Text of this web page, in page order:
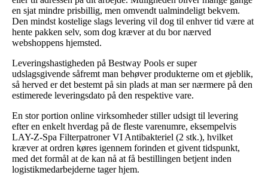
en sjat mindre prisbillig, men omvendt ualmindeligt bekvem.
Den mindst kostelige slags levering vil dog til enhver tid være at
hente pakken selv, som dog kræver at du bor nærved
webshoppens hjemsted.
Leveringshastigheden på Bestway Pools er super
udslagsgivende såfremt man behøver produkterne om et øjeblik,
så herved er det bestemt på sin plads at man ser nærmere på den
estimerede leveringsdato på den respektive vare.
En stor portion online virksomheder stiller udsigt til levering
efter en enkelt hverdag på de fleste varenumre, eksempelvis
LAY-Z-Spa Filterpatroner VI Antibakteriel (2 stk.), hvilket
kræver at ordren køres igennem forinden et givent tidspunkt,
med det formål at de kan nå at få bestillingen betjent inden
logistikmedarbejderne tager hjem.